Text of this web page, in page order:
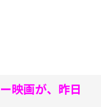
映画が、昨日